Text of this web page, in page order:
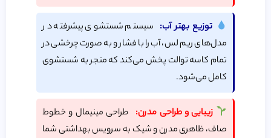
توزیع بهتر آب: سیستم شستشوی پیشرفته در
مدل‌های ریم لس، آب را با فشار و به صورت چرخشی در
تمام کاسه توالت پخش می‌کند که منجر به شستشوی
کامل می‌شود.
زیبایی و طراحی مدرن: طراحی مینیمال و خطوط
صاف، ظاهری مدرن و شیک به سرویس بهداشتی شما